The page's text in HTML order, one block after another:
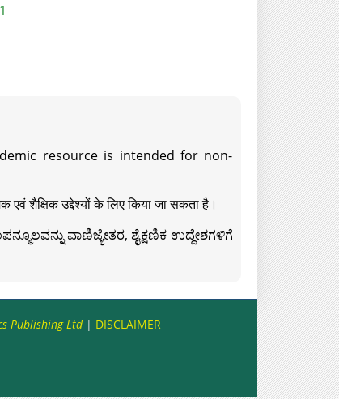
resource is intended for non-
एवं शैक्षिक उद्देश्यों के लिए किया जा सकता है।
ವಾಣಿಜ್ಯೇತರ, ಶೈಕ್ಷಣಿಕ ಉದ್ದೇಶಗಳಿಗೆ
Publishing Ltd| DISCLAIMER